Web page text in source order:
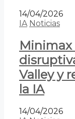
14/04/2026
IA Noticias
Minimax
Valley y
la IA
14/04/2026